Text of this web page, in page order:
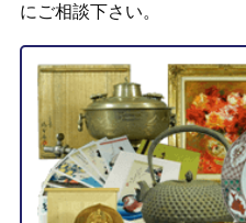
にご相談下さい。